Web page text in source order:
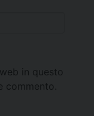
in questo
commento.